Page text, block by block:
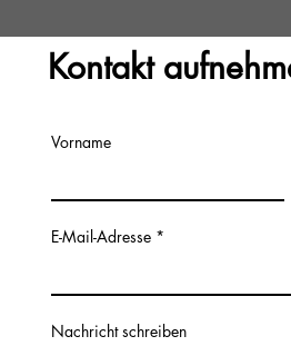
Kontakt
Vorname
E-Mail-Adresse
Nachricht schreiben